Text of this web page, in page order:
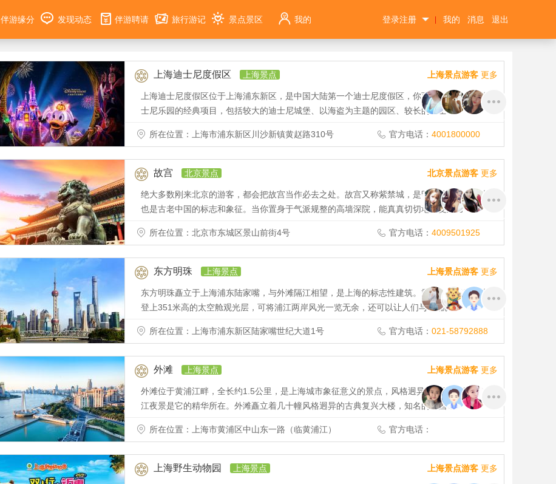
伴游缘分 发现动态 伴游聘请 旅行游记 景点景区 我的 登录注册 我的 消息 退出
上海迪士尼度假区 上海景点
上海迪士尼度假区位于上海浦东新区，是中国大陆第一个迪士尼度假区，你可以在此亲历许多迪
士尼乐园的经典项目，包括较大的迪士尼城堡、以海盗为主题的园区、较长的迪士
上海景点游客 更多
所在位置：上海市浦东新区川沙新镇黄赵路310号 官方电话： 4001800000
故宫 北京景点
绝大多数刚来北京的游客，都会把故宫当作必去之处。故宫又称紫禁城，是明、清两代的皇宫，
也是古老中国的标志和象征。当你置身于气派规整的高墙深院，能真真切切地感受到它
北京景点游客 更多
所在位置：北京市东城区景山前街4号 官方电话： 4009501925
东方明珠 上海景点
东方明珠矗立于上海浦东陆家嘴，与外滩隔江相望，是上海的标志性建筑。乘坐全透明观光电梯
登上351米高的太空舱观光层，可将浦江两岸风光一览无余，还可以让人们与“宇航
上海景点游客 更多
所在位置：上海市浦东新区陆家嘴世纪大道1号 官方电话： 021-58792888
外滩 上海景点
外滩位于黄浦江畔，全长约1.5公里，是上海城市象征意义的景点，风格迥异的万国建筑群和浦
江夜景是它的精华所在。外滩矗立着几十幢风格迥异的古典复兴大楼，知名的中国银
上海景点游客 更多
所在位置：上海市黄浦区中山东一路（临黄浦江） 官方电话：
上海野生动物园 上海景点 上海景点游客 更多